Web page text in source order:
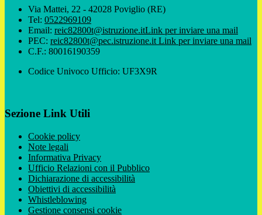
Via Mattei, 22 - 42028 Poviglio (RE)
Tel: 0522969109
Email: reic82800t@istruzione.itLink per inviare una mail
PEC: reic82800t@pec.istruzione.it Link per inviare una mail
C.F.: 80016190359
Codice Univoco Ufficio: UF3X9R
Sezione Link Utili
Cookie policy
Note legali
Informativa Privacy
Ufficio Relazioni con il Pubblico
Dichiarazione di accessibilità
Obiettivi di accessibilità
Whistleblowing
Gestione consensi cookie